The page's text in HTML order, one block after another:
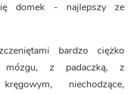
domek - najlepszy ze
bardzo ciężko
mózgu, z padaczką, z
niechodzące,